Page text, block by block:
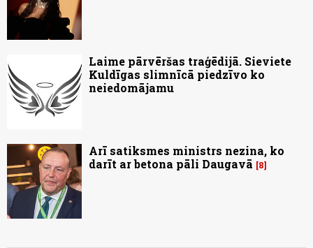
Laime pārvēršas traģēdijā. Sieviete
Kuldīgas slimnīcā piedzīvo ko
neiedomājamu
Arī satiksmes ministrs nezina, ko
darīt ar betona pāli Daugavā
8